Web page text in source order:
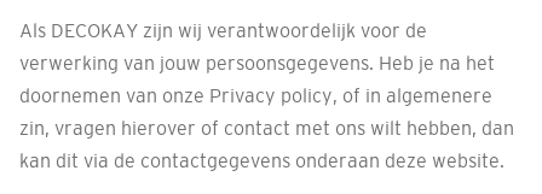
Als DECOKAY zijn wij verantwoordelijk voor de
verwerking van jouw persoonsgegevens. Heb je na het
doornemen van onze Privacy policy, of in algemenere
zin, vragen hierover of contact met ons wilt hebben, dan
kan dit via de contactgegevens onderaan deze website.